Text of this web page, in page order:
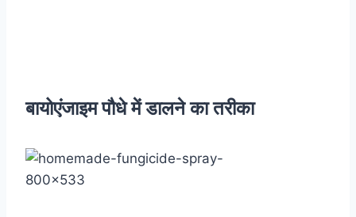
बायोएंजाइम पौधे में डालने का तरीका